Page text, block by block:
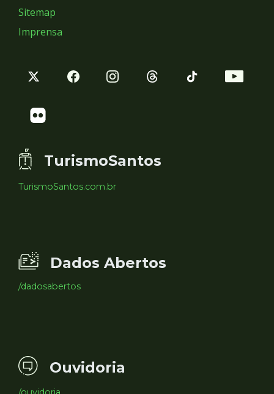
Sitemap
Imprensa
TurismoSantos
TurismoSantos.com.br
Dados Abertos
/dadosabertos
Ouvidoria